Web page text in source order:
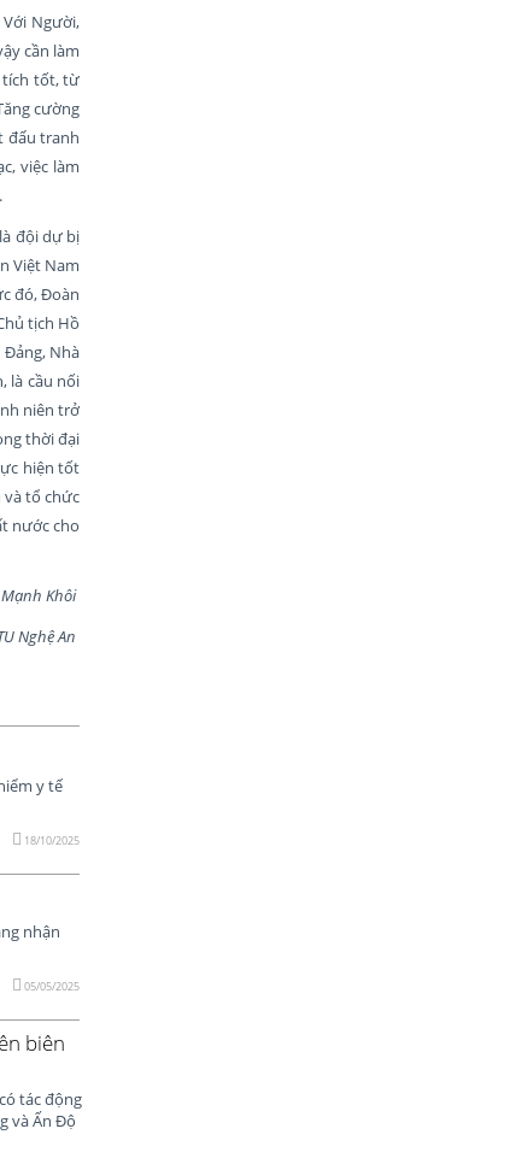
Người,
cần làm
tích tốt, từ
cường
đấu tranh
việc làm
đội dự bị
Việt Nam
đó, Đoàn
tịch Hồ
Nhà
là cầu nối
niên trở
thời đại
hiện tốt
và tổ chức
nước cho
Khôi
An
y tế
18/10/2025
nhận
05/05/2025
biên
tác động
và Ấn Độ